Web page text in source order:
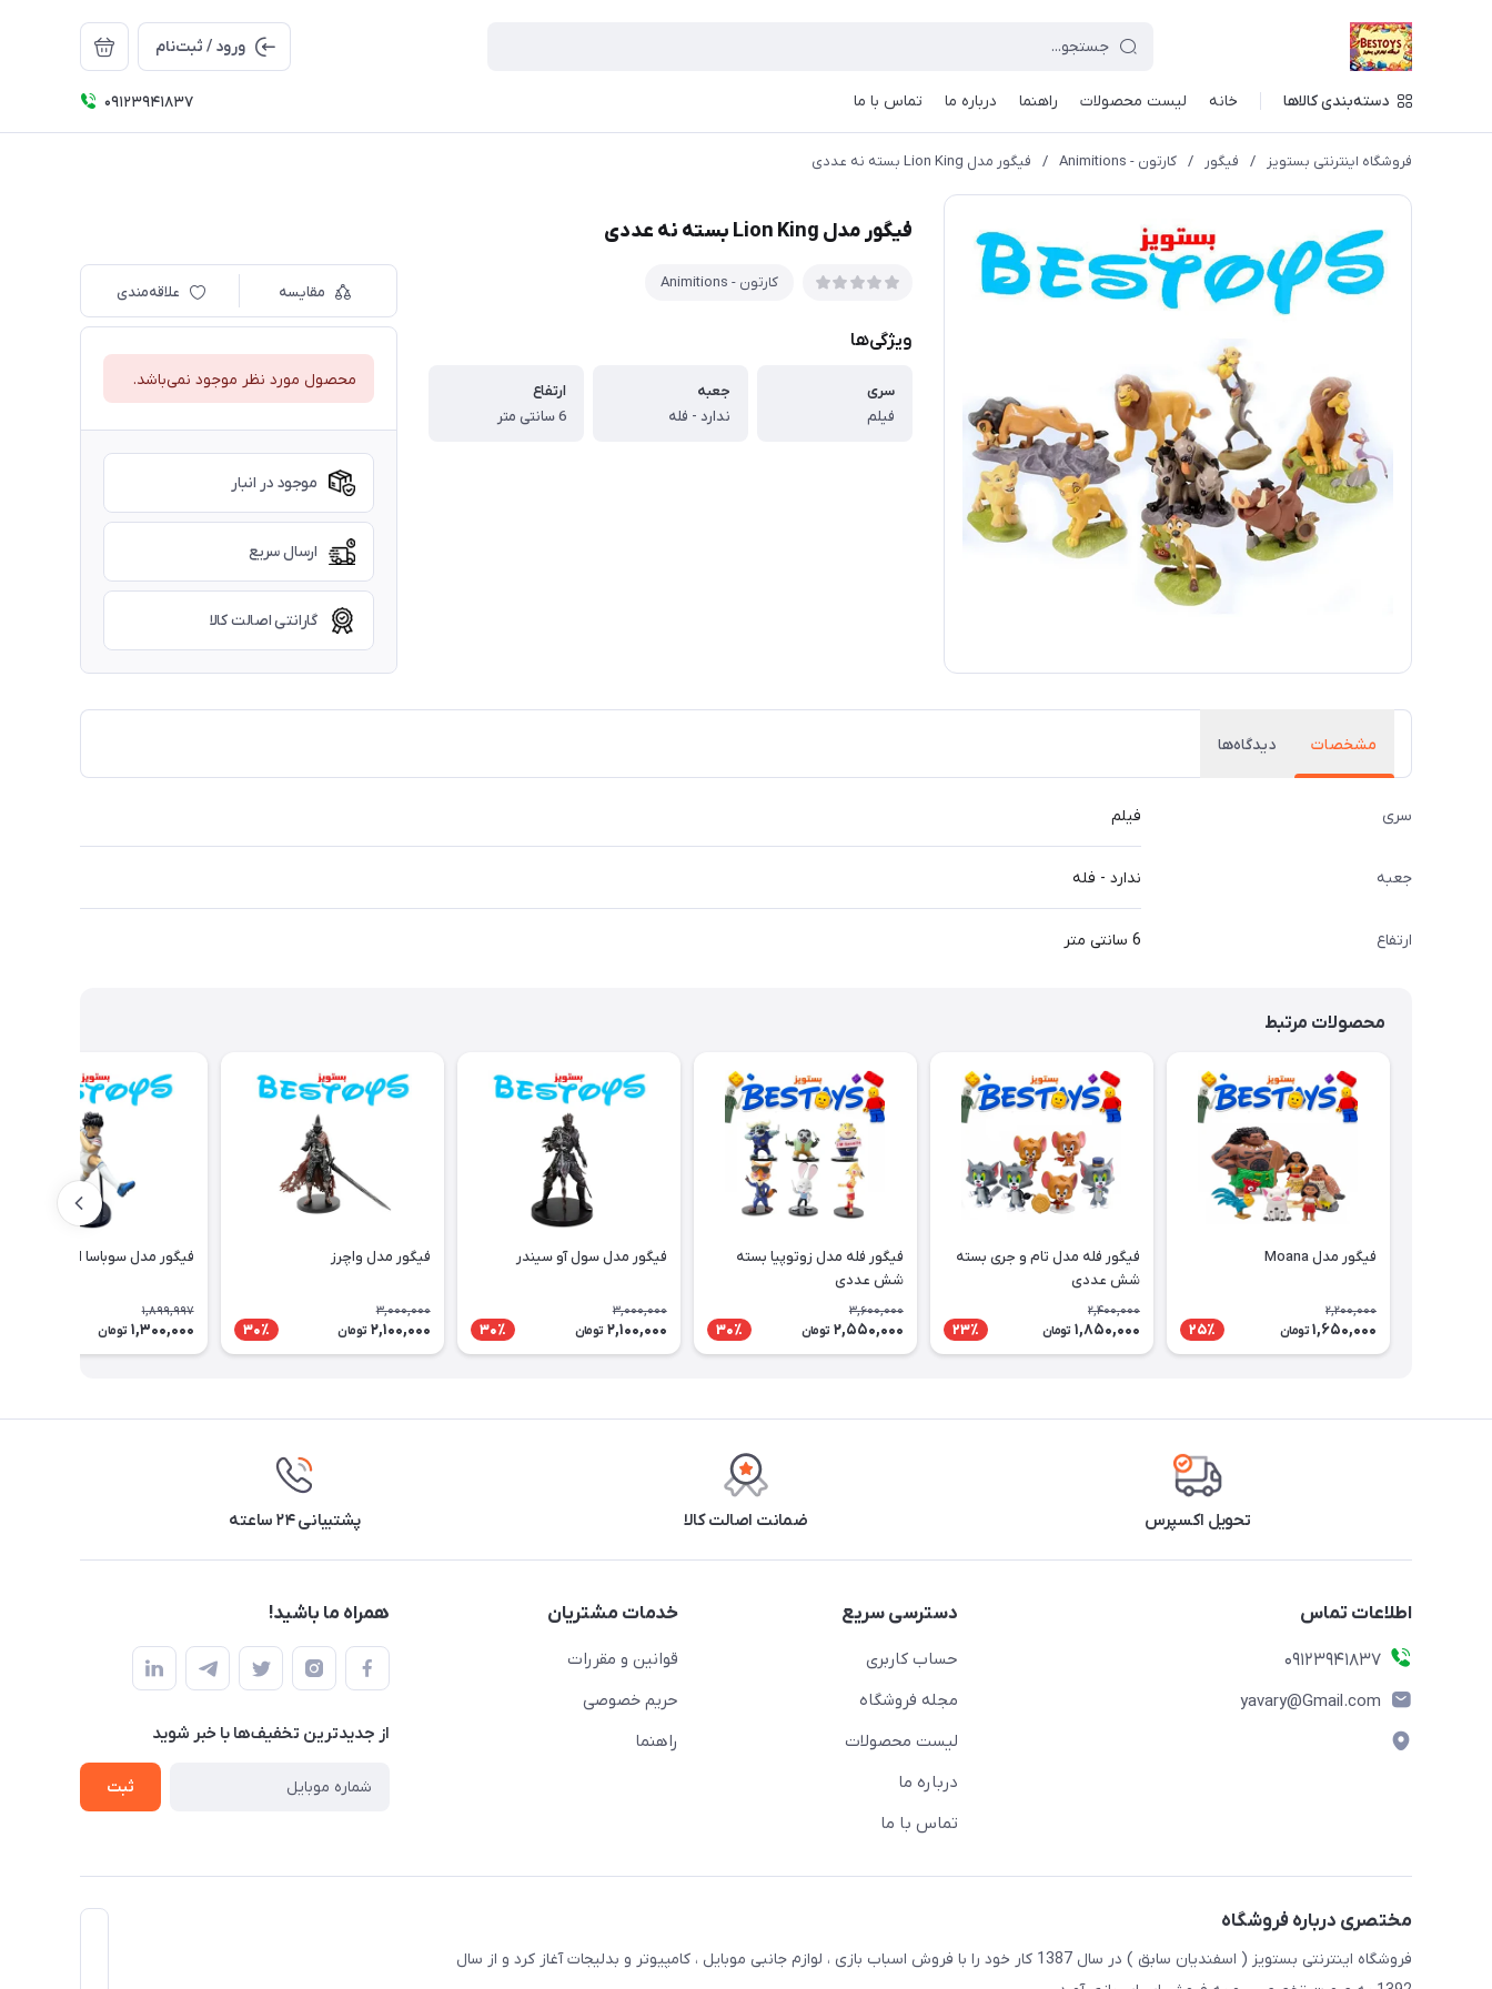
ورود / ثبت‌نام
دسته‌بندی کالاها خانه لیست محصولات راهنما درباره ما تماس با ما 09123941837
فروشگاه اینترنتی بستویز / فیگور / کارتون - Animitions / فیگور مدل Lion King بسته نه عددی
فیگور مدل Lion King بسته نه عددی
کارتون - Animitions
ویژگی‌ها
سری
فیلم
جعبه
ندارد - فله
ارتفاع
6 سانتی متر
مقایسه علاقه‌مندی
محصول مورد نظر موجود نمی‌باشد.
موجود در انبار
ارسال سریع
گارانتی اصالت کالا
مشخصات دیدگاه‌ها
سری فیلم
جعبه ندارد - فله
ارتفاع 6 سانتی متر
محصولات مرتبط
فیگور مدل Moana
2,200,000
1,650,000 تومان 25٪
فیگور فله مدل تام و جری بسته
شش عددی
2,400,000
1,850,000 تومان 23٪
فیگور فله مدل زوتوپیا بسته
شش عددی
3,600,000
2,550,000 تومان 30٪
فیگور مدل سول آو سیندر
3,000,000
2,100,000 تومان 30٪
فیگور مدل واچرز
3,000,000
2,100,000 تومان 30٪
فیگور مدل سوباسا اوزارا کد 3
1,899,997
1,300,000 تومان
تحویل اکسپرس ضمانت اصالت کالا پشتیبانی ۲۴ ساعته
اطلاعات تماس
09123941837
yavary@Gmail.com
دسترسی سریع
حساب کاربری
مجله فروشگاه
لیست محصولات
درباره ما
تماس با ما
خدمات مشتریان
قوانین و مقررات
حریم خصوصی
راهنما
همراه ما باشید!
از جدید‌ترین تخفیف‌ها با‌ خبر شوید
ثبت
مختصری درباره فروشگاه
فروشگاه اینترنتی بستویز ( اسفندیان سابق ) در سال 1387 کار خود را با فروش اسباب بازی ، لوازم جانبی موبایل ، کامپیوتر و بدلیجات آغاز کرد و از سال